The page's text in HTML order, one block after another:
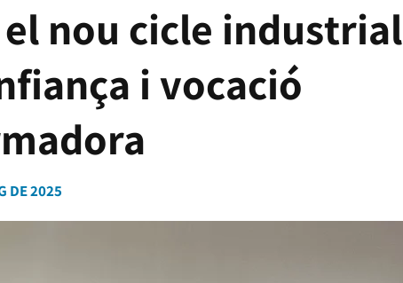
nou cicle industrial
i vocació
DE 2025